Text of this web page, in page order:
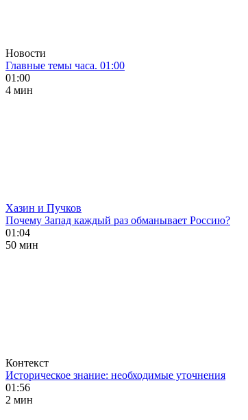
Новости
Главные темы часа. 01:00
01:00
4 мин
Хазин и Пучков
Почему Запад каждый раз обманывает Россию?
01:04
50 мин
Контекст
Историческое знание: необходимые уточнения
01:56
2 мин